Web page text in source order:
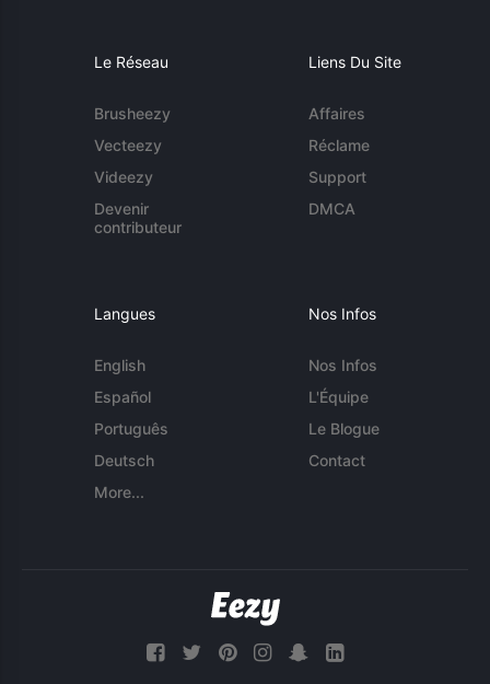
Le Réseau
Brusheezy
Vecteezy
Videezy
Devenir
contributeur
Liens Du Site
Affaires
Réclame
Support
DMCA
Langues
English
Español
Português
Deutsch
More...
Nos Infos
Nos Infos
L'Équipe
Le Blogue
Contact